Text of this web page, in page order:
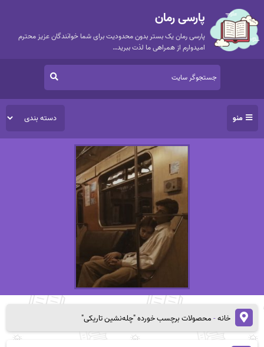
پارسی رمان
پارسی رمان یک بستر بدون محدودیت برای شما خوانندگان عزیز محترم
امیدوارم از همراهی ما لذت ببرید…
منو
خانه-محصولات برچسب خورده "چله‌نشین تاریکی"